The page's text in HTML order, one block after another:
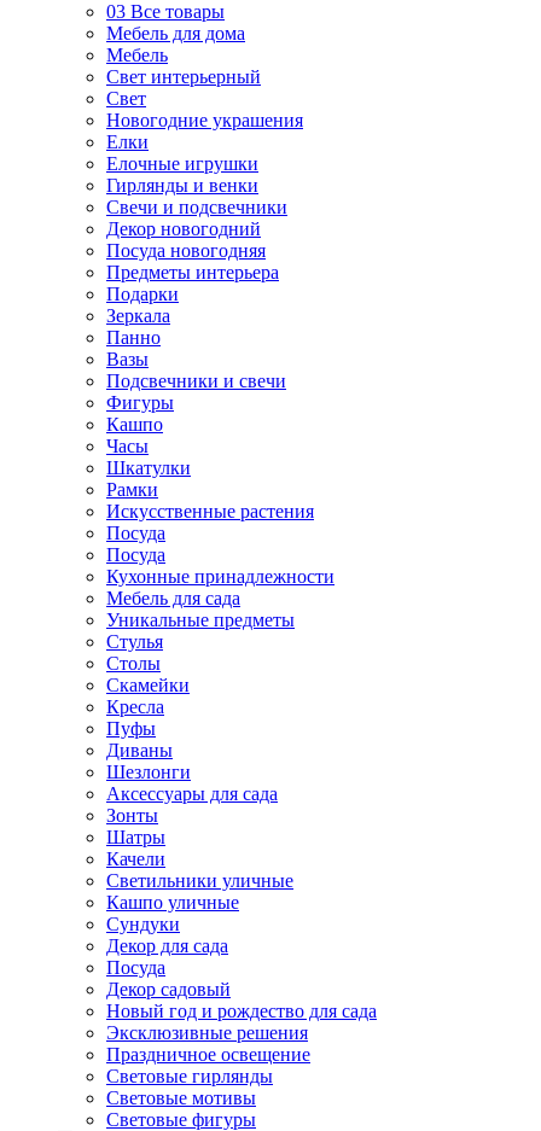
03 Все товары
Мебель для дома
Мебель
Свет интерьерный
Свет
Новогодние украшения
Елки
Елочные игрушки
Гирлянды и венки
Свечи и подсвечники
Декор новогодний
Посуда новогодняя
Предметы интерьера
Подарки
Зеркала
Панно
Вазы
Подсвечники и свечи
Фигуры
Кашпо
Часы
Шкатулки
Рамки
Искусственные растения
Посуда
Посуда
Кухонные принадлежности
Мебель для сада
Уникальные предметы
Стулья
Столы
Скамейки
Кресла
Пуфы
Диваны
Шезлонги
Аксессуары для сада
Зонты
Шатры
Качели
Cветильники уличные
Кашпо уличные
Сундуки
Декор для сада
Посуда
Декор садовый
Новый год и рождество для сада
Эксклюзивные решения
Праздничное освещение
Световые гирлянды
Световые мотивы
Световые фигуры